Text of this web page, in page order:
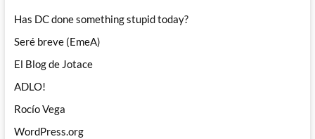
Has DC done something stupid today?
Seré breve (EmeA)
El Blog de Jotace
ADLO!
Rocío Vega
WordPress.org